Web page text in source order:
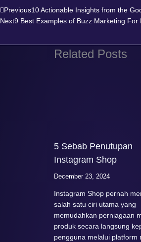
Prev
Previous10 Actionable Insights from the
Next9 Best Examples of Buzz Marketing For
Related Posts
5 Sebab Penutupan
Instagram Shop
December 23, 2024
Instagram Shop pernah
salah satu ciri utama yang
memudahkan perniagaan
produk secara langsung
pengguna melalui platform